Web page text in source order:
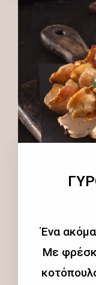
Ένα
Με